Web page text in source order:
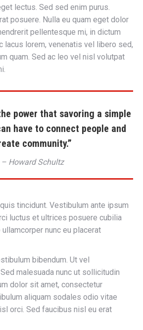
lectus. Sed sed enim purus.
posuere. Nulla eu quam eget dolor
pellentesque mi, in dictum
lacus lorem, venenatis vel libero sed,
quam. Sed ac leo vel nisl volutpat
power that savoring a simple
have to connect people and
community.”
– Howard Schultz
tincidunt. Vestibulum ante ipsum
luctus et ultrices posuere cubilia
nunc eu placerat
bibendum. Ut vel
malesuada nunc ut sollicitudin
dolor sit amet, consectetur
aliquam sodales odio vitae
orci. Sed faucibus nisl eu erat